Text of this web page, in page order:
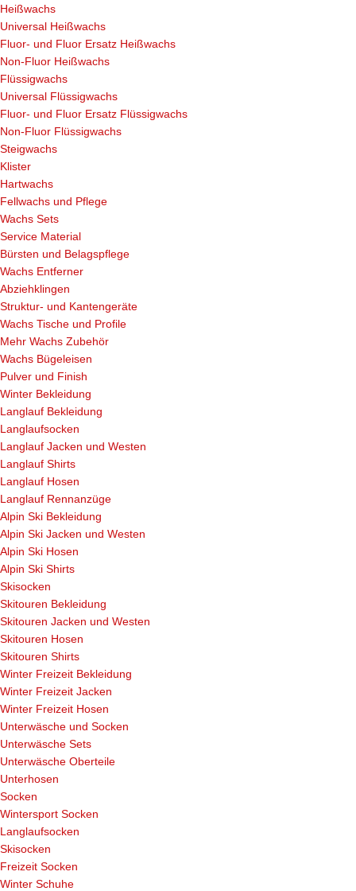
Heißwachs
Universal Heißwachs
Fluor- und Fluor Ersatz Heißwachs
Non-Fluor Heißwachs
Flüssigwachs
Universal Flüssigwachs
Fluor- und Fluor Ersatz Flüssigwachs
Non-Fluor Flüssigwachs
Steigwachs
Klister
Hartwachs
Fellwachs und Pflege
Wachs Sets
Service Material
Bürsten und Belagspflege
Wachs Entferner
Abziehklingen
Struktur- und Kantengeräte
Wachs Tische und Profile
Mehr Wachs Zubehör
Wachs Bügeleisen
Pulver und Finish
Winter Bekleidung
Langlauf Bekleidung
Langlaufsocken
Langlauf Jacken und Westen
Langlauf Shirts
Langlauf Hosen
Langlauf Rennanzüge
Alpin Ski Bekleidung
Alpin Ski Jacken und Westen
Alpin Ski Hosen
Alpin Ski Shirts
Skisocken
Skitouren Bekleidung
Skitouren Jacken und Westen
Skitouren Hosen
Skitouren Shirts
Winter Freizeit Bekleidung
Winter Freizeit Jacken
Winter Freizeit Hosen
Unterwäsche und Socken
Unterwäsche Sets
Unterwäsche Oberteile
Unterhosen
Socken
Wintersport Socken
Langlaufsocken
Skisocken
Freizeit Socken
Winter Schuhe